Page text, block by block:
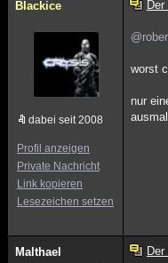
Blackice
dabei seit 2008
Profil anzeigen
Private Nachricht
Link kopieren
Lesezeichen setzen
worst
nur
Malthael